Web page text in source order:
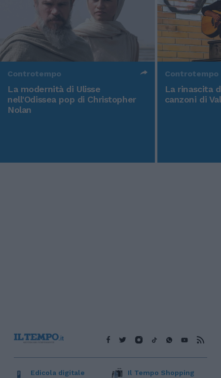
Controtempo
La modernità di Ulisse
nell'Odissea pop di Christopher
Nolan
Controtempo
La rinascita
canzoni di
Edicola digitale Il Tempo Shopping